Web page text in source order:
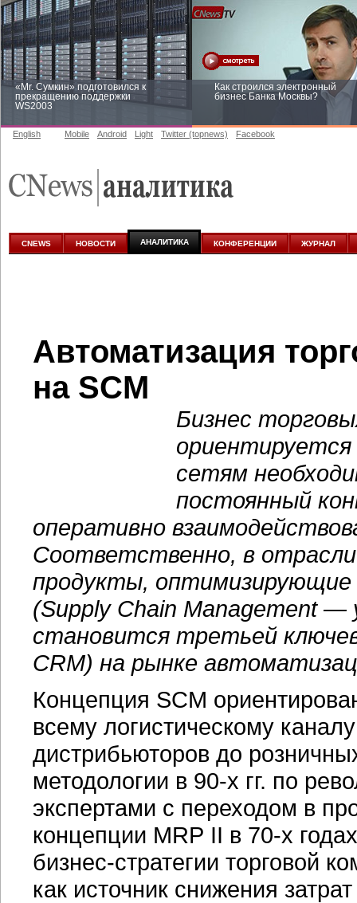
«Mr. Сумкин» подготовился к
прекращению поддержки
WS2003
Как строился электронный
бизнес Банка Москвы?
аналитике
English Mobile Android Light Twitter (topnews) Facebook
CNEWS НОВОСТИ АНАЛИТИКА КОНФЕРЕНЦИИ ЖУРНАЛ
Автоматизация
на SCM
Бизнес
сетям
постоянный
оперативно
Соответственно, в
продукты,
(Supply Chain Management —
становится третьей
CRM) на рынке
Концепция SCM
всему логистическому
дистрибьюторов до
методологии в 90-х гг. по
экспертами с переходом в
концепции MRP II в 70-х
бизнес-стратегии торговой
как источник снижения